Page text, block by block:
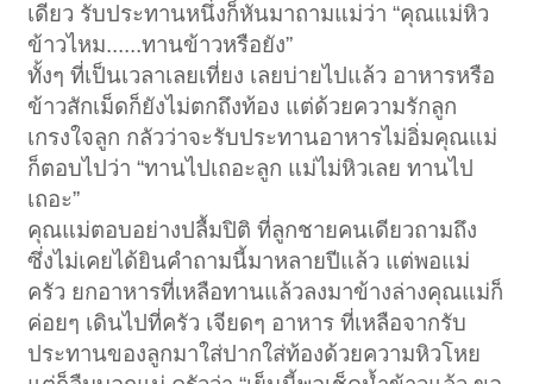
เดียว รับประทานหนึ่งก็หันมาถามแม่ว่า “คุณแม่หิว
ข้าวไหม......ทานข้าวหรือยัง”
ทั้งๆ ที่เป็นเวลาเลยเที่ยง เลยบ่ายไปแล้ว อาหารหรือ
ข้าวสักเม็ดก็ยังไม่ตกถึงท้อง แต่ด้วยความรักลูก
เกรงใจลูก กลัวว่าจะรับประทานอาหารไม่อิ่มคุณแม่
ก็ตอบไปว่า “ทานไปเถอะลูก แม่ไม่หิวเลย ทานไป
เถอะ”
คุณแม่ตอบอย่างปลื้มปิติ ที่ลูกชายคนเดียวถามถึง
ซึ่งไม่เคยได้ยินคำถามนี้มาหลายปีแล้ว แต่พอแม่
ครัว ยกอาหารที่เหลือทานแล้วลงมาข้างล่างคุณแม่ก็
ค่อยๆ เดินไปที่ครัว เจียดๆ อาหาร ที่เหลือจากรับ
ประทานของลูกมาใส่ปากใส่ท้องด้วยความหิวโหย